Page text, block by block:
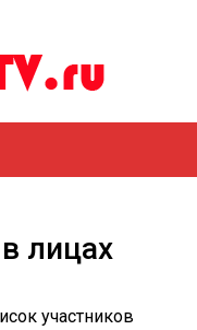
лицах
участников